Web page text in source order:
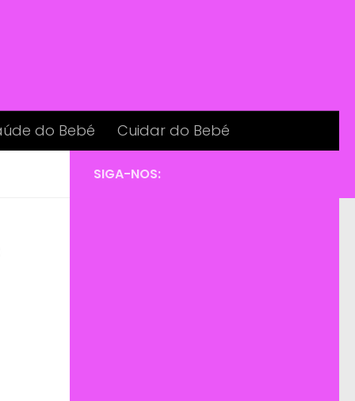
do Bebé Cuidar do Bebé
SIGA-NOS: